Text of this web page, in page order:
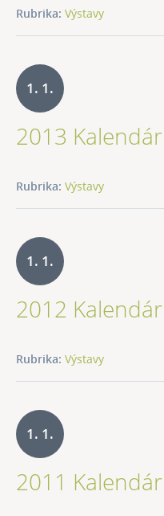
Rubrika: Výstavy
1. 1.
2013
2013
Rubrika: Výstavy
1. 1.
2012
2012
Rubrika: Výstavy
1. 1.
2011
2011